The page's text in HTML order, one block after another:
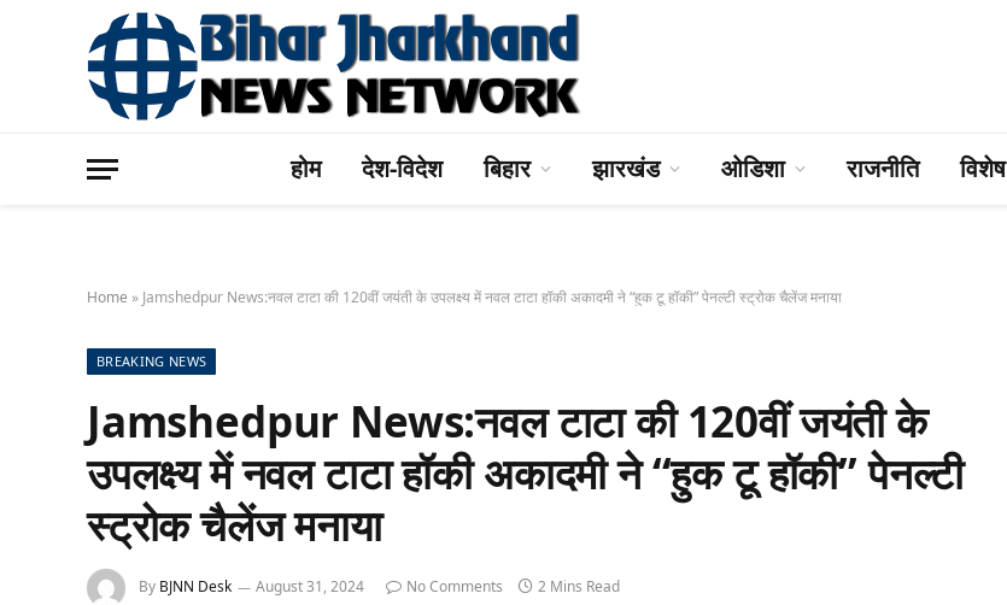
होम देश-विदेश बिहार झारखंड ओडिशा राजनीति विशेष
Home » Jamshedpur News:नवल टाटा की 120वीं जयंती के उपलक्ष्य में नवल टाटा हॉकी अकादमी ने “हुक टू हॉकी” पेनल्टी स्ट्रोक चैलेंज मनाया
BREAKING NEWS
Jamshedpur News:नवल टाटा की 120वीं जयंती के
उपलक्ष्य में नवल टाटा हॉकी अकादमी ने “हुक टू हॉकी” पेनल्टी
स्ट्रोक चैलेंज मनाया
By BJNN Desk August 31, 2024 No Comments 2 Mins Read